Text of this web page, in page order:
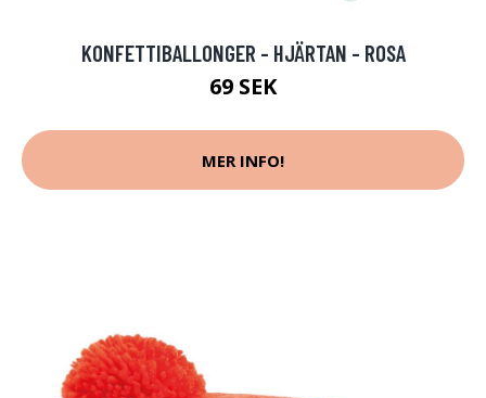
KONFETTIBALLONGER - HJÄRTAN - ROSA
69 SEK
MER INFO!